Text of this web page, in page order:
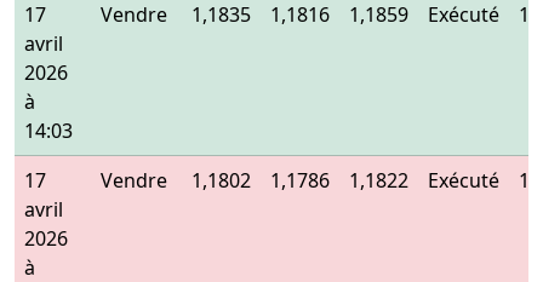
17
avril
2026
à
14:03
Vendre 1,1835 1,1816 1,1859 Exécuté
17
avril
2026
à
Vendre 1,1802 1,1786 1,1822 Exécuté